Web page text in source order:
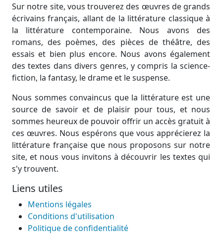
Sur notre site, vous trouverez des œuvres de grands
écrivains français, allant de la littérature classique à
la littérature contemporaine. Nous avons des
romans, des poèmes, des pièces de théâtre, des
essais et bien plus encore. Nous avons également
des textes dans divers genres, y compris la science-
fiction, la fantasy, le drame et le suspense.
Nous sommes convaincus que la littérature est une
source de savoir et de plaisir pour tous, et nous
sommes heureux de pouvoir offrir un accès gratuit à
ces œuvres. Nous espérons que vous apprécierez la
littérature française que nous proposons sur notre
site, et nous vous invitons à découvrir les textes qui
s'y trouvent.
Liens utiles
Mentions légales
Conditions d'utilisation
Politique de confidentialité